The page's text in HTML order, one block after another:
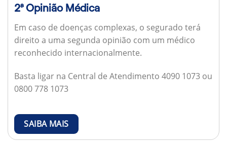
2ª Opinião Médica
Em caso de doenças complexas, o segurado terá
direito a uma segunda opinião com um médico
reconhecido internacionalmente.
Basta ligar na Central de Atendimento 4090 1073 ou
0800 778 1073
SAIBA MAIS